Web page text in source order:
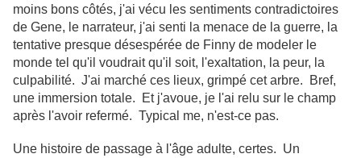
moins bons côtés, j'ai vécu les sentiments contradictoires
de Gene, le narrateur, j'ai senti la menace de la guerre, la
tentative presque désespérée de Finny de modeler le
monde tel qu'il voudrait qu'il soit, l'exaltation, la peur, la
culpabilité. J'ai marché ces lieux, grimpé cet arbre. Bref,
une immersion totale. Et j'avoue, je l'ai relu sur le champ
après l'avoir refermé. Typical me, n'est-ce pas.
Une histoire de passage à l'âge adulte, certes. Un